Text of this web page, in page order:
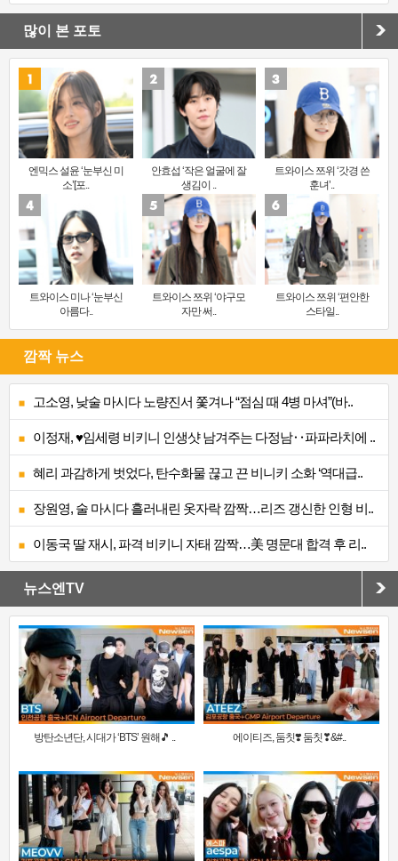
많이 본 포토
엔믹스 설윤 ‘눈부신 미
소’[포..
안효섭 ‘작은 얼굴에 잘
생김이 ..
트와이스 쯔위 ‘갓경 쓴
훈녀’..
트와이스 미나 ‘눈부신
아름다..
트와이스 쯔위 ‘야구모
자만 써..
트와이스 쯔위 ‘편안한
스타일..
깜짝 뉴스
고소영, 낮술 마시다 노량진서 쫓겨나 “점심 때 4병 마셔”(바..
이정재, ♥임세령 비키니 인생샷 남겨주는 다정남‥파파라치에 ..
혜리 과감하게 벗었다, 탄수화물 끊고 끈 비니키 소화 ‘역대급..
장원영, 술 마시다 흘러내린 옷자락 깜짝…리즈 갱신한 인형 비..
이동국 딸 재시, 파격 비키니 자태 깜짝…美 명문대 합격 후 리..
뉴스엔TV
방탄소년단, 시대가 ‘BTS’ 원해🎵 .. 에이티즈, 둠칫❣️ 둠칫❣&#..